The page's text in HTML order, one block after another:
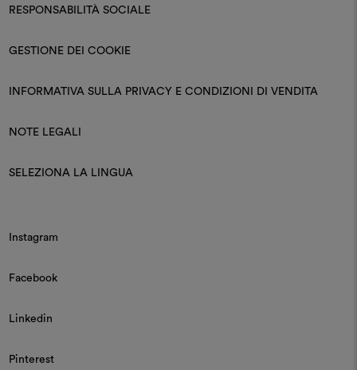
RESPONSABILITÀ SOCIALE
GESTIONE DEI COOKIE
INFORMATIVA SULLA PRIVACY E CONDIZIONI DI VENDITA
NOTE LEGALI
SELEZIONA LA LINGUA
Instagram
Facebook
Linkedin
Pinterest